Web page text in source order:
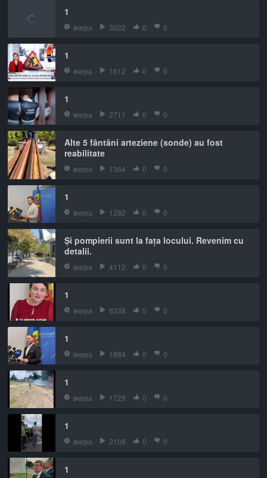
1
вчера 3022 0 0
1
вчера 1612 0 0
1
вчера 2711 0 0
Alte 5 fântâni arteziene (sonde) au fost
reabilitate
вчера 1364 0 0
1
вчера 1282 0 0
Și pompierii sunt la fața locului. Revenim cu
detalii.
вчера 4112 0 0
1
вчера 6338 0 0
1
вчера 1884 0 0
1
вчера 1729 0 0
1
вчера 2108 0 0
1